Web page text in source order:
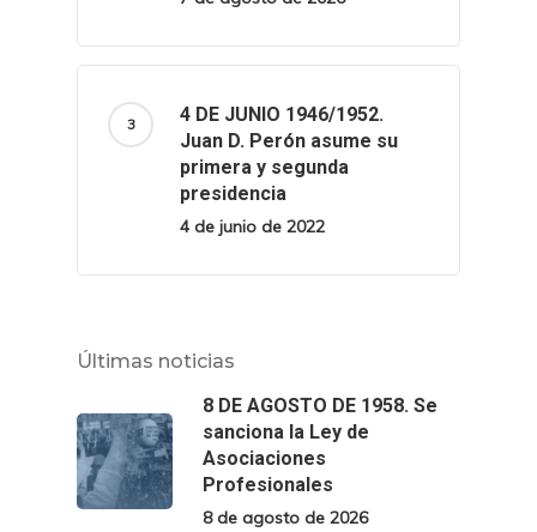
4 DE JUNIO 1946/1952.
Juan D. Perón asume su
primera y segunda
presidencia
4 de junio de 2022
Últimas noticias
8 DE AGOSTO DE 1958. Se
sanciona la Ley de
Asociaciones
Profesionales
8 de agosto de 2026